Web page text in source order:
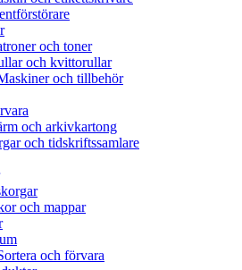
och toner
och kvittorullar
och tillbehör
och arkivkartong
och tidskriftssamlare
och mappar
och förvara